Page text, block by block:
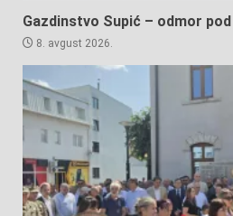
Gazdinstvo Supić – odmor
8. avgust 2026.